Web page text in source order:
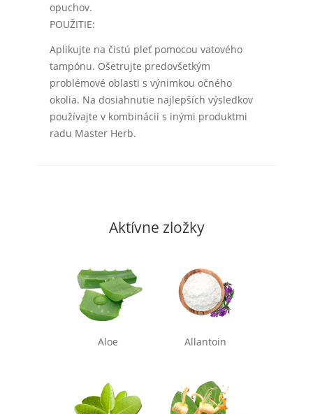
opuchov.
POUŽITIE:
Aplikujte na čistú pleť pomocou vatového
tampónu. Ošetrujte predovšetkým
problémové oblasti s výnimkou očného
okolia. Na dosiahnutie najlepších výsledkov
používajte v kombinácii s inými produktmi
radu Master Herb.
Aktívne zložky
Aloe Allantoin